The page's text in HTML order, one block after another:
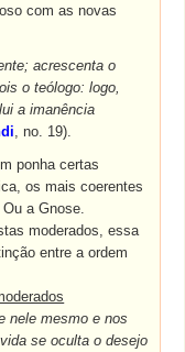
com as novas
acrescenta o
o teólogo: logo,
a imanência
, no. 19).
ponha certas
os mais coerentes
a Gnose.
moderados, essa
entre a ordem
nele mesmo e nos
se oculta o desejo